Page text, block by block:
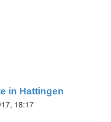
in Hattingen
18:17